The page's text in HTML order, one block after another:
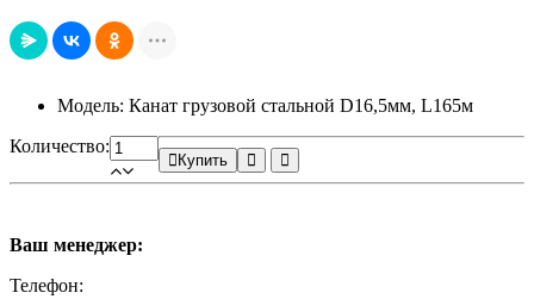
Модель: Канат грузовой стальной D16,5мм, L165м
Количество:
Купить
Ваш менеджер:
Телефон: